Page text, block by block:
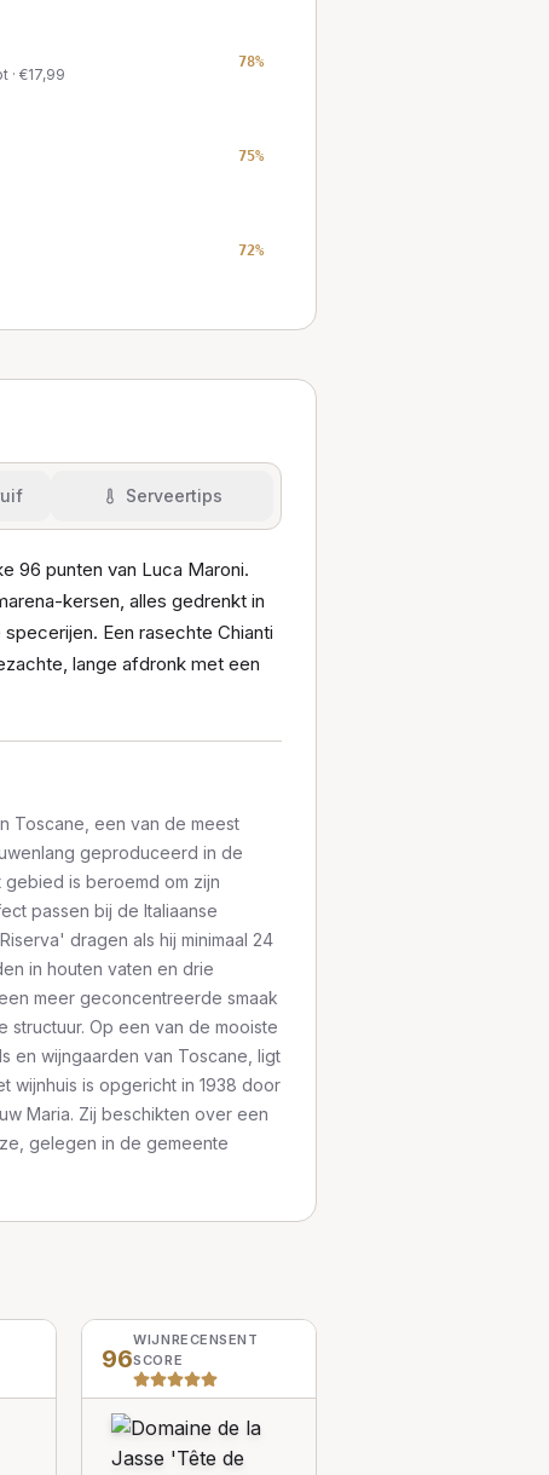
· €17,99
78%
75%
72%
Serveertips
96 punten van Luca Maroni.
kersen, alles gedrenkt in
Een rasechte Chianti
lange afdronk met een
Toscane, een van de meest
geproduceerd in de
is beroemd om zijn
passen bij de Italiaanse
dragen als hij minimaal 24
in houten vaten en drie
meer geconcentreerde smaak
Op een van de mooiste
en wijngaarden van Toscane, ligt
wijnhuis is opgericht in 1938 door
Maria. Zij beschikten over een
gelegen in de gemeente
96
WIJNRECENSENT
SCORE